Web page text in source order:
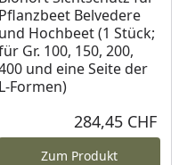
ProzentPreis
Pflanzbeet Belvedere
und Hochbeet (1 Stück;
Gr. 100, 150, 200,
und eine Seite der
L-Formen)
284,45 CHF
Zum Produkt